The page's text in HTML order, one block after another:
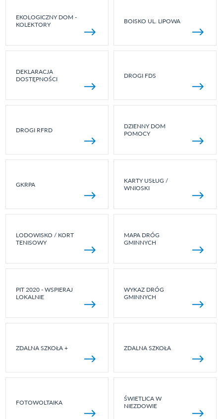
EKOLOGICZNY DOM -
KOLEKTORY
BOISKO UL. LIPOWA
DEKLARACJA
DOSTĘPNOŚCI
DROGI FDS
DROGI RFRD
DZIENNY DOM
POMOCY
GKRPA
KARTY USŁUG /
WNIOSKI
LODOWISKO / KORT
TENISOWY
MAPA DRÓG
GMINNYCH
PIT 2020 - WSPIERAJ
LOKALNIE
WYKAZ DRÓG
GMINNYCH
ZDALNA SZKOŁA + ZDALNA SZKOŁA
FOTOWOLTAIKA
ŚWIETLICA W
NIEZDOWIE